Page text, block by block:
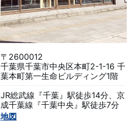
〒2600012
千葉県千葉市中央区本町2-1-16 千
葉本町第一生命ビルディング1階
JR総武線『千葉』駅徒歩14分、京
成千葉線『千葉中央』駅徒歩7分
地図